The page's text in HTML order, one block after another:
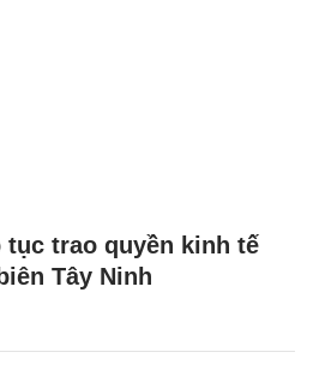
tục trao quyền kinh tế
Tây Ninh